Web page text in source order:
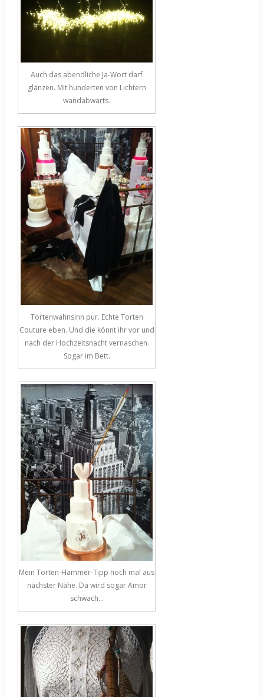
Auch das abendliche Ja-Wort darf
glänzen. Mit hunderten von Lichtern
wandabwärts.
Tortenwahnsinn pur. Echte Torten
Couture eben. Und die könnt ihr vor und
nach der Hochzeitsnacht vernaschen.
Sogar im Bett.
Mein Torten-Hammer-Tipp noch mal aus
nächster Nähe. Da wird sogar Amor
schwach…